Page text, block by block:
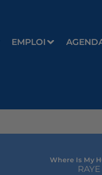
EMPLOI
Where Is My
RAYE